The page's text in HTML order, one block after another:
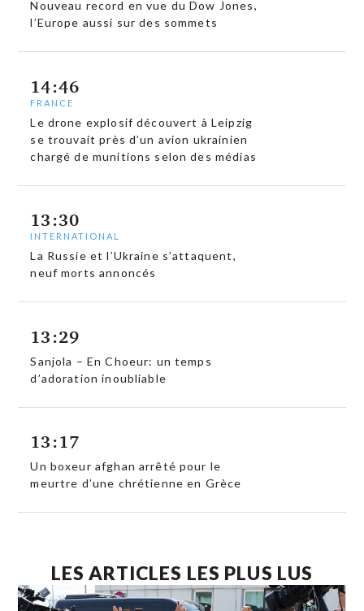
Nouveau record en vue du Dow Jones,
l’Europe aussi sur des sommets
14:46
FRANCE
Le drone explosif découvert à Leipzig
se trouvait près d’un avion ukrainien
chargé de munitions selon des médias
13:30
INTERNATIONAL
La Russie et l’Ukraine s’attaquent,
neuf morts annoncés
13:29
Sanjola – En Choeur: un temps
d’adoration inoubliable
13:17
Un boxeur afghan arrêté pour le
meurtre d’une chrétienne en Grèce
LES ARTICLES LES PLUS LUS